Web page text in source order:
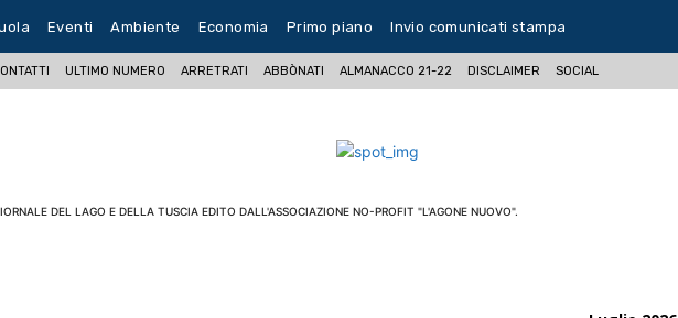
Eventi Ambiente Economia Primo piano Invio comunicati stampa
ULTIMO NUMERO ARRETRATI ABBÒNATI ALMANACCO 21-22 DISCLAIMER SOCIAL
DEL LAGO E DELLA TUSCIA EDITO DALL'ASSOCIAZIONE NO-PROFIT "L'AGONE NUOVO".